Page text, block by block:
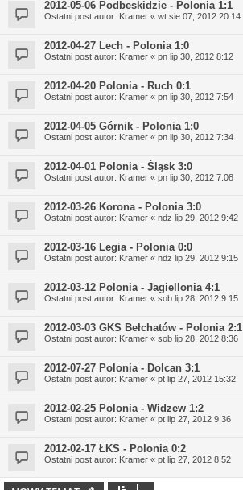
2012-05-06 Podbeskidzie - Polonia 1:1
Ostatni post autor: Kramer « wt sie 07, 2012 20:14
2012-04-27 Lech - Polonia 1:0
Ostatni post autor: Kramer « pn lip 30, 2012 8:12
2012-04-20 Polonia - Ruch 0:1
Ostatni post autor: Kramer « pn lip 30, 2012 7:54
2012-04-05 Górnik - Polonia 1:0
Ostatni post autor: Kramer « pn lip 30, 2012 7:34
2012-04-01 Polonia - Śląsk 3:0
Ostatni post autor: Kramer « pn lip 30, 2012 7:08
2012-03-26 Korona - Polonia 3:0
Ostatni post autor: Kramer « ndz lip 29, 2012 9:42
2012-03-16 Legia - Polonia 0:0
Ostatni post autor: Kramer « ndz lip 29, 2012 9:15
2012-03-12 Polonia - Jagiellonia 4:1
Ostatni post autor: Kramer « sob lip 28, 2012 9:15
2012-03-03 GKS Bełchatów - Polonia 2:1
Ostatni post autor: Kramer « sob lip 28, 2012 8:36
2012-07-27 Polonia - Dolcan 3:1
Ostatni post autor: Kramer « pt lip 27, 2012 15:32
2012-02-25 Polonia - Widzew 1:2
Ostatni post autor: Kramer « pt lip 27, 2012 9:36
2012-02-17 ŁKS - Polonia 0:2
Ostatni post autor: Kramer « pt lip 27, 2012 8:52